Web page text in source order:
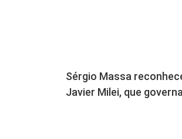
Sérgio Massa
Javier Milei, que